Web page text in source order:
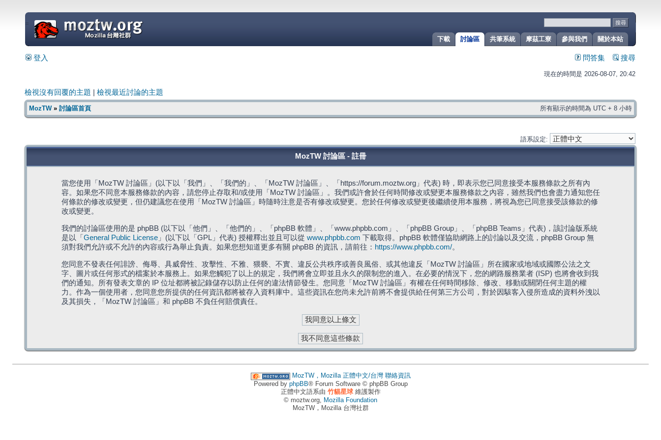
關於本站
參與我們
摩茲工寮
共筆系統
討論區
下載
=
登入 問答集 搜尋
現在的時間是 2026-08-07, 20:42
檢視沒有回覆的主題 檢視最近討論的主題
MozTW» 討論區首頁 所有顯示的時間為 UTC + 8 小時
語系設定:
MozTW 討論區 - 註冊
當您使用「MozTW 討論區」(以下以「我們」、「我們的」、「MozTW 討論區」、「https://forum.moztw.org」代表) 時，即表示您已同意接受本服務條款之所有內
容。如果您不同意本服務條款的內容，請您停止存取和/或使用「MozTW 討論區」。我們或許會於任何時間修改或變更本服務條款之內容，雖然我們也會盡力通知您任
何條款的修改或變更，但仍建議您在使用「MozTW 討論區」時隨時注意是否有修改或變更。您於任何修改或變更後繼續使用本服務，將視為您已同意接受該條款的修
改或變更。
我們的討論區使用的是 phpBB (以下以「他們」、「他們的」、「phpBB 軟體」、「www.phpbb.com」、「phpBB Group」、「phpBB Teams」代表)，該討論版系統
是以「 General Public License」(以下以「GPL」代表) 授權釋出並且可以從 www.phpbb.com 下載取得。phpBB 軟體僅協助網路上的討論以及交流，phpBB Group 無
須對我們允許或不允許的內容或行為舉止負責。如果您想知道更多有關 phpBB 的資訊，請前往： https://www.phpbb.com/。
您同意不發表任何誹謗、侮辱、具威脅性、攻擊性、不雅、猥褻、不實、違反公共秩序或善良風俗、或其他違反「MozTW 討論區」所在國家或地域或國際公法之文
字、圖片或任何形式的檔案於本服務上。如果您觸犯了以上的規定，我們將會立即並且永久的限制您的進入。在必要的情況下，您的網路服務業者 (ISP) 也將會收到我
們的通知。所有發表文章的 IP 位址都將被記錄儲存以防止任何的違法情節發生。您同意「MozTW 討論區」有權在任何時間移除、修改、移動或關閉任何主題的權
力。作為一個使用者，您同意您所提供的任何資訊都將被存入資料庫中。這些資訊在您尚未允許前將不會提供給任何第三方公司，對於因駭客入侵所造成的資料外洩以
及其損失，「MozTW 討論區」和 phpBB 不負任何賠償責任。
MozTW，Mozilla 正體中文/台灣 聯絡資訊
Powered by phpBB® Forum Software © phpBB Group
正體中文語系由 竹貓星球維護製作
© moztw.org, Mozilla Foundation
MozTW，Mozilla 台灣社群